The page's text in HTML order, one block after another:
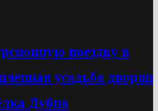
поездку в
усадьба дворян
Дубна